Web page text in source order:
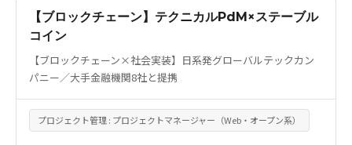
【ブロックチェーン】テクニカルPdM×ステーブル
コイン
【ブロックチェーン×社会実装】日系発グローバルテックカン
パニー／大手金融機関8社と提携
プロジェクト管理 : プロジェクトマネージャー（Web・オープン系）